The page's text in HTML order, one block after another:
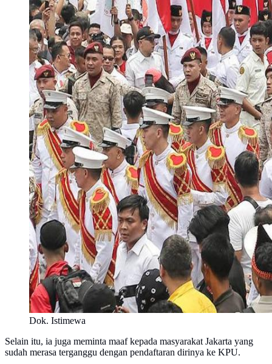
Dok. Istimewa
Selain itu, ia juga meminta maaf kepada masyarakat Jakarta yang
sudah merasa terganggu dengan pendaftaran dirinya ke KPU.